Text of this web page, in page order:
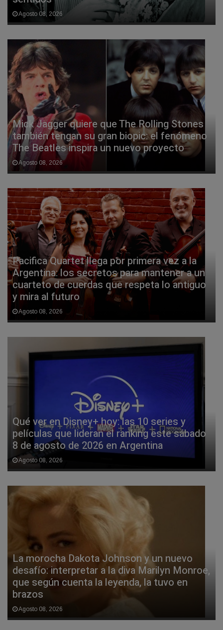
Agosto 08, 2026
Mick Jagger quiere que The Rolling Stones
también tengan su gran biopic: el fenómeno
The Beatles inspira un nuevo proyecto
Agosto 08, 2026
Pacifica Quartet llega por primera vez a la
Argentina: los secretos para mantener a un
cuarteto de cuerdas que respeta lo antiguo
y mira al futuro
Agosto 08, 2026
Qué ver en Disney+ hoy: las 10 series y
películas que lideran el ranking este sábado
8 de agosto de 2026 en Argentina
Agosto 08, 2026
La morocha Dakota Johnson y un nuevo
desafío: interpretar a la diva Marilyn Monroe,
que según cuenta la leyenda, la tuvo en
brazos
Agosto 08, 2026